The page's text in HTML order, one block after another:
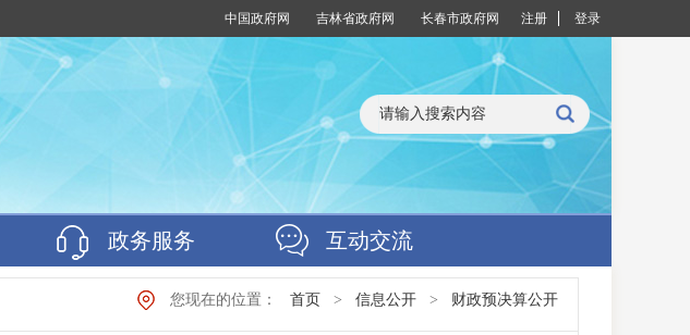
中国政府网 吉林省政府网 长春市政府网 注册 登录
政务服务 互动交流
您现在的位置： 首页 > 信息公开 > 财政预决算公开